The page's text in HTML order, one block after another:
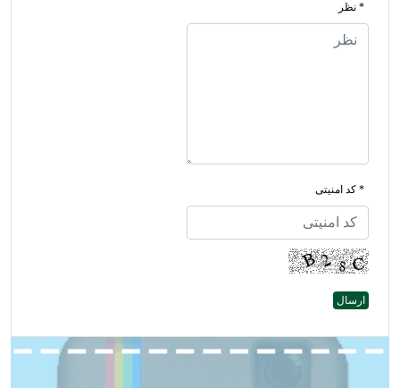
* نظر
* کد امنیتی